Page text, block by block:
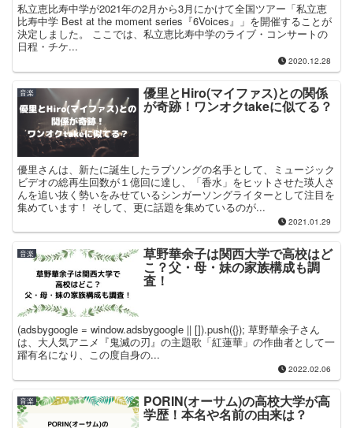
私立恵比寿中学が2021年の2月から3月にかけて全国ツアー「私立恵
比寿中学 Best at the moment series『6Voices』」を開催することが
決定しました。 ここでは、私立恵比寿中学のライブ・コンサートの
日程・チケ...
2020.12.28
音楽 優里とHiro(マイファス)との関係
が奇跡！ワンオクtakeに似てる？
優里さんは、新たに誕生したラブソングの名手として、ミュージック
ビデオの総再生回数が１億回に達し、「香水」をヒットさせた瑛人さ
んを追い抜く勢いをみせているシンガーソングライターとして注目を
集めています！ そして、更に話題を集めているのが...
2021.01.29
音楽 草野華余子は関西大学で高校はど
こ？父・母・妹の家族構成も調
査！
(adsbygoogle = window.adsbygoogle || []).push({}); 草野華余子さん
は、大人気アニメ『鬼滅の刃』の主題歌「紅蓮華」の作曲者として一
躍有名になり、この度自身の...
2022.02.06
音楽 PORIN(オーサム)の高校大学が高
学歴！本名や名前の由来は？